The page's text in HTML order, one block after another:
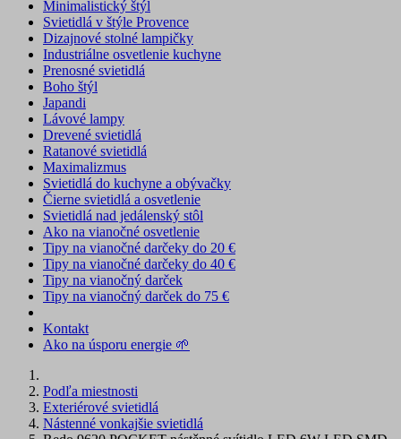
Minimalistický štýl
Svietidlá v štýle Provence
Dizajnové stolné lampičky
Industriálne osvetlenie kuchyne
Prenosné svietidlá
Boho štýl
Japandi
Lávové lampy
Drevené svietidlá
Ratanové svietidlá
Maximalizmus
Svietidlá do kuchyne a obývačky
Čierne svietidlá a osvetlenie
Svietidlá nad jedálenský stôl
Ako na vianočné osvetlenie
Tipy na vianočné darčeky do 20 €
Tipy na vianočné darčeky do 40 €
Tipy na vianočný darček
Tipy na vianočný darček do 75 €
Kontakt
Ako na úsporu energie 🌱
Podľa miestnosti
Exteriérové svietidlá
Nástenné vonkajšie svietidlá